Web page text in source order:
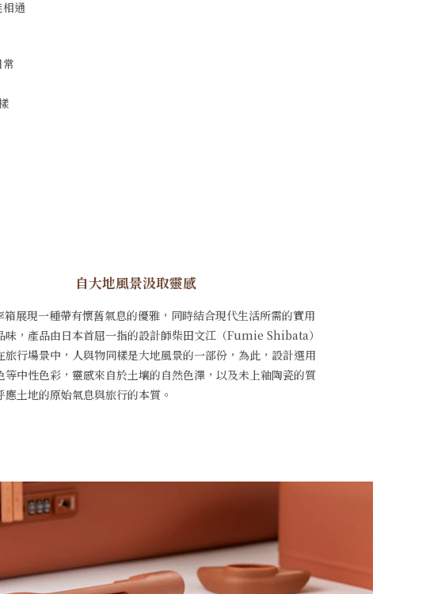
通
自大地風景汲取靈感
展現一種帶有懷舊氣息的優雅，同時結合現代生活所需的實用
味，產品由日本首屈一指的設計師柴田文江（Fumie Shibata）
旅行場景中，人與物同樣是大地風景的一部份，為此，設計選用
等中性色彩，靈感來自於土壤的自然色澤，以及未上釉陶瓷的質
應土地的原始氣息與旅行的本質。